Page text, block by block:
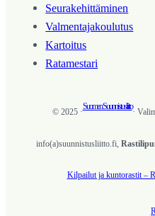
Seura­kehittäminen
Valmentaja­koulutus
Kartoitus
Ratamestari
© 2025 ·
Suomen Suunnistusliitto
·
info(a)suunnistusliitto.fi,
Kilpailut ja kuntorastit –